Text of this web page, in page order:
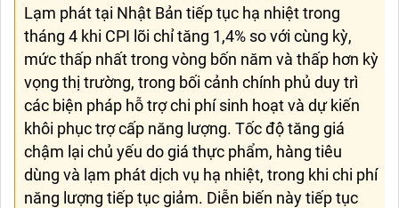
Lạm phát tại Nhật Bản tiếp tục hạ nhiệt trong
tháng 4 khi CPI lõi chỉ tăng 1,4% so với cùng kỳ,
mức thấp nhất trong vòng bốn năm và thấp hơn kỳ
vọng thị trường, trong bối cảnh chính phủ duy trì
các biện pháp hỗ trợ chi phí sinh hoạt và dự kiến
khôi phục trợ cấp năng lượng. Tốc độ tăng giá
chậm lại chủ yếu do giá thực phẩm, hàng tiêu
dùng và lạm phát dịch vụ hạ nhiệt, trong khi chi phí
năng lượng tiếp tục giảm. Diễn biến này tiếp tục